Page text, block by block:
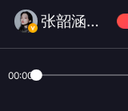
演 都只因为你
张韶涵吧数据站
00:00